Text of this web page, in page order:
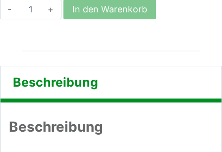
Schwarzwaldhütte
Menge
In den Warenkorb
Beschreibung
Beschreibung